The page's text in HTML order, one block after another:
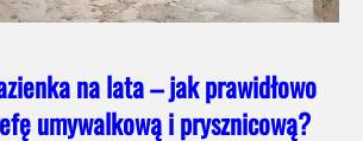
na lata – jak prawidłowo
umywalkową i prysznicową?